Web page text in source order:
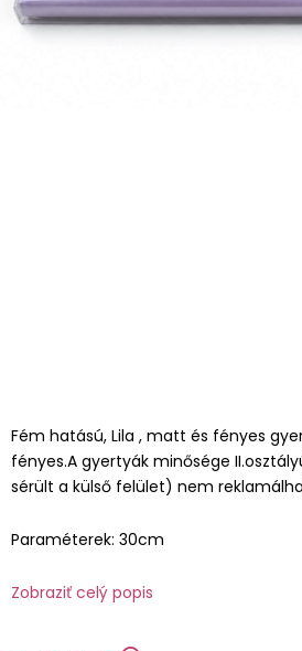
Fém hatású, Lila , matt és fényes
fényes.A gyertyák minősége
sérült a külső felület) nem
Paraméterek: 30cm
Zobraziť celý popis